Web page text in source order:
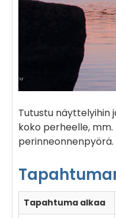
Tutustu näyttelyihin
koko perheelle,
perinneonnenpyörä.
Tapahtuma alkaa